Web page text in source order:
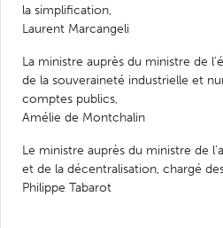
la simplification,
Laurent Marcangeli
La ministre auprès du ministre de
de la souveraineté industrielle et
comptes publics,
Amélie de Montchalin
Le ministre auprès du ministre de
et de la décentralisation, chargé
Philippe Tabarot